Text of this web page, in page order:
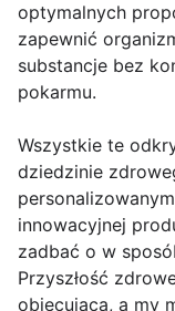
optymalnych
zapewnić
substancje bez
pokarmu.
Wszystkie te
dziedzinie
innowacyjnej
zadbać o w
Przyszłość
obiecująca, a my